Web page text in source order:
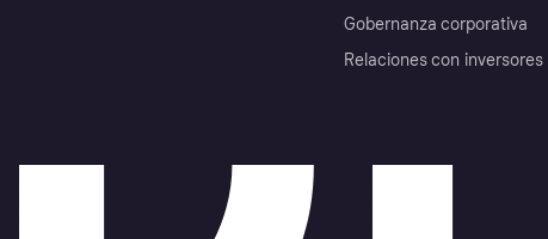
Gobernanza corporativa
Relaciones con inversores